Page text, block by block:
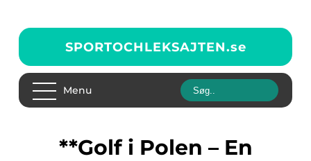
SPORTOCHLEKSAJTEN.se
Menu
**Golf i Polen – En